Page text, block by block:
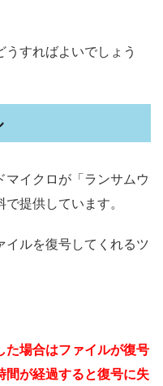
すればよいでしょう
マイクロが「ランサムウ
提供しています。
イルを復号してくれるツ
た場合はファイルが復号
間が経過すると復号に失